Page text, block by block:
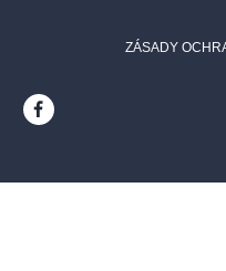
ZÁSADY